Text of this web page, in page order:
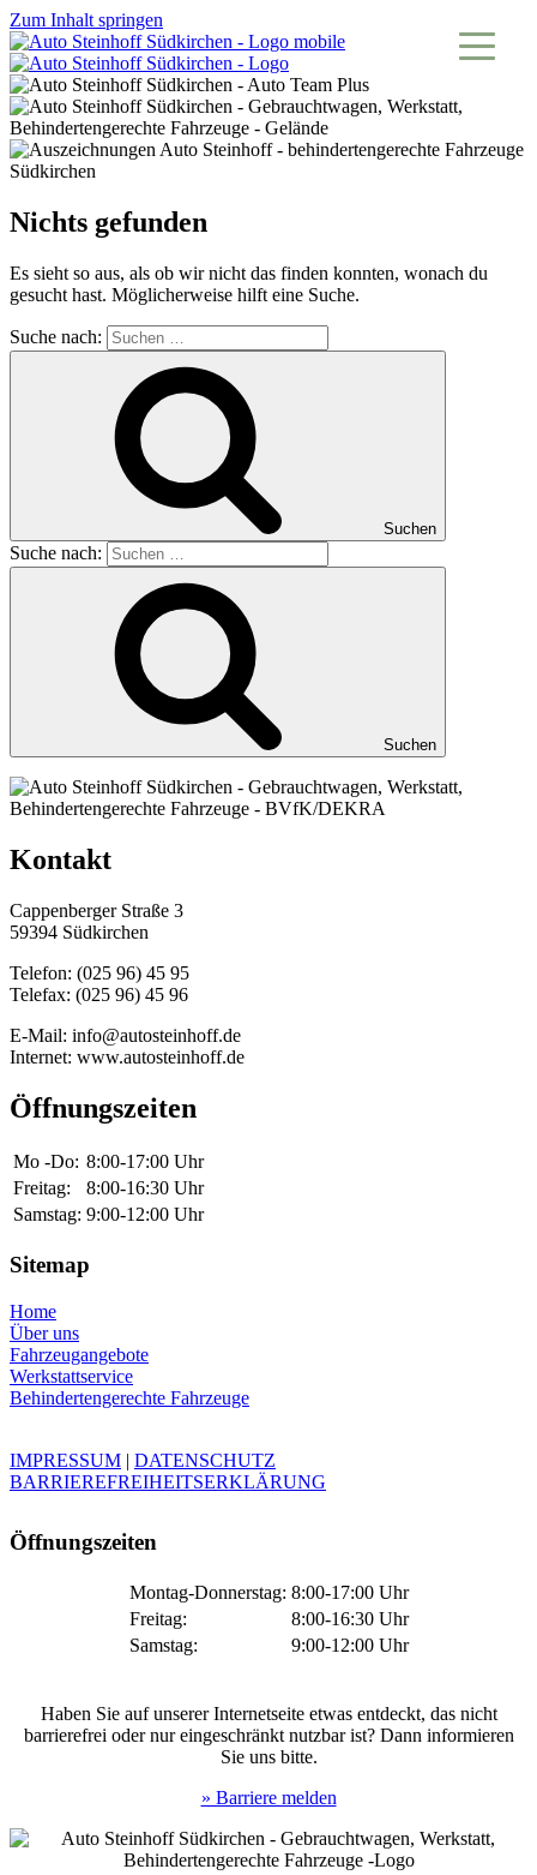
Zum Inhalt springen
Nichts gefunden
Es sieht so aus, als ob wir nicht das finden konnten, wonach du
gesucht hast. Möglicherweise hilft eine Suche.
Suche nach:
Suchen
Suche nach:
Suchen
Kontakt
Cappenberger Straße 3
59394 Südkirchen
Telefon: (025 96) 45 95
Telefax: (025 96) 45 96
E-Mail: info@autosteinhoff.de
Internet: www.autosteinhoff.de
Öffnungszeiten
Mo -Do: 8:00-17:00 Uhr
Freitag:
8:00-16:30 Uhr
Samstag: 9:00-12:00 Uhr
Sitemap
Home
Über uns
Fahrzeugangebote
Werkstattservice
Behindertengerechte Fahrzeuge
IMPRESSUM | DATENSCHUTZ
BARRIEREFREIHEITSERKLÄRUNG
Öffnungszeiten
Montag-Donnerstag: 8:00-17:00 Uhr
Freitag:
8:00-16:30 Uhr
Samstag:
9:00-12:00 Uhr
Haben Sie auf unserer Internetseite etwas entdeckt, das nicht
barrierefrei oder nur eingeschränkt nutzbar ist? Dann informieren
Sie uns bitte.
» Barriere melden